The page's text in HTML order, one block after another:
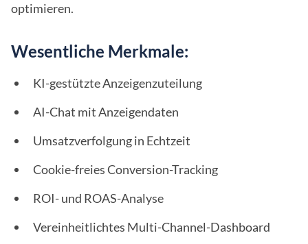
optimieren.
Wesentliche Merkmale:
KI-gestützte Anzeigenzuteilung
AI-Chat mit Anzeigendaten
Umsatzverfolgung in Echtzeit
Cookie-freies Conversion-Tracking
ROI- und ROAS-Analyse
Vereinheitlichtes Multi-Channel-Dashboard